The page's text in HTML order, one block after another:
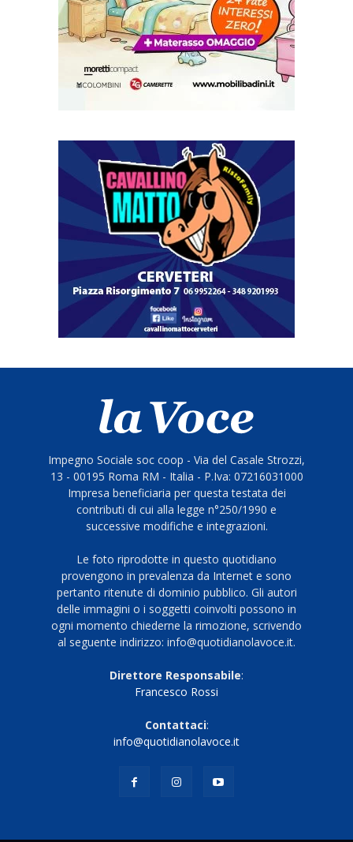
Impegno Sociale soc coop - Via del Casale Strozzi,
13 - 00195 Roma RM - Italia - P.Iva: 07216031000
Impresa beneficiaria per questa testata dei
contributi di cui alla legge n°250/1990 e
successive modifiche e integrazioni.
Le foto riprodotte in questo quotidiano
provengono in prevalenza da Internet e sono
pertanto ritenute di dominio pubblico. Gli autori
delle immagini o i soggetti coinvolti possono in
ogni momento chiederne la rimozione, scrivendo
al seguente indirizzo: info@quotidianolavoce.it.
Direttore Responsabile:
Francesco Rossi
Contattaci:
info@quotidianolavoce.it